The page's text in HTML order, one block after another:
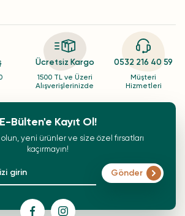
Ücretsiz Kargo
1500 TL ve Üzeri
Alışverişlerinizde
0532 216 40 59
Müşteri
Hizmetleri
E-Bülten'e Kayıt Ol!
yeni ürünler ve size özel fırsatları
kaçırmayın!
Gönder